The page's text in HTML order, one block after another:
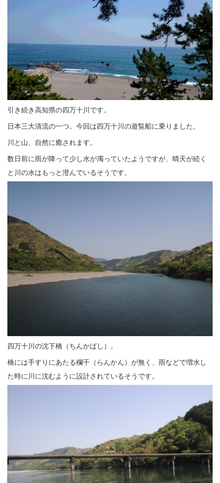
引き続き高知県の四万十川です。
日本三大清流の一つ。今回は四万十川の遊覧船に乗りました。
川と山、自然に癒されます。
数日前に雨が降って少し水が濁っていたようですが、晴天が続く
と川の水はもっと澄んでいるそうです。
四万十川の沈下橋（ちんかばし）。
橋には手すりにあたる欄干（らんかん）が無く、雨などで増水し
た時に川に沈むように設計されているそうです。